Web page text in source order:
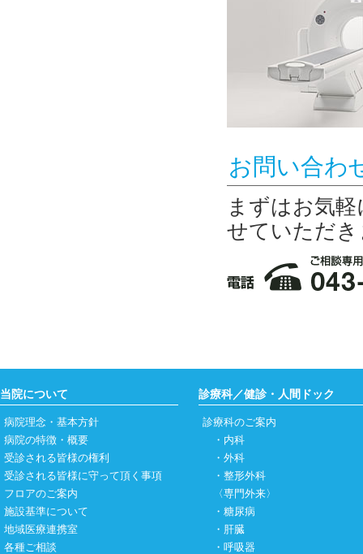
お問い合わ
まずはお気
せていただき
当院について
病院理念・基本方針
病院の特徴・概要
受診される皆様の権利
受診される皆様に守って頂く事項
フロアのご案内
施設基準について
地域医療連携室
各種ご相談
診療科／健診・人間ドック
診療科のご案内
・ 内科
・ 外科
・ 整形外科
〈専門外来〉
・ 糖尿病
・ 肝臓
・ 呼吸器